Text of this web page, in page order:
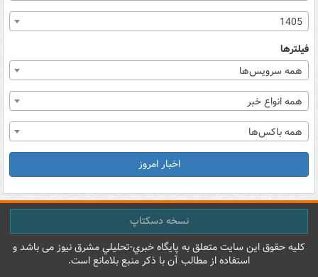
1405
فیلترها
همه سرویس‌ها
همه انواع خبر
همه باکس‌ها
اخبار امروز
نسخه دسکتاپ
کليه حقوق اين سايت متعلق به پایگاه خبري-تحليلي مشرق نيوز می باشد و
استفاده از مطالب آن با ذکر منبع بلامانع است.